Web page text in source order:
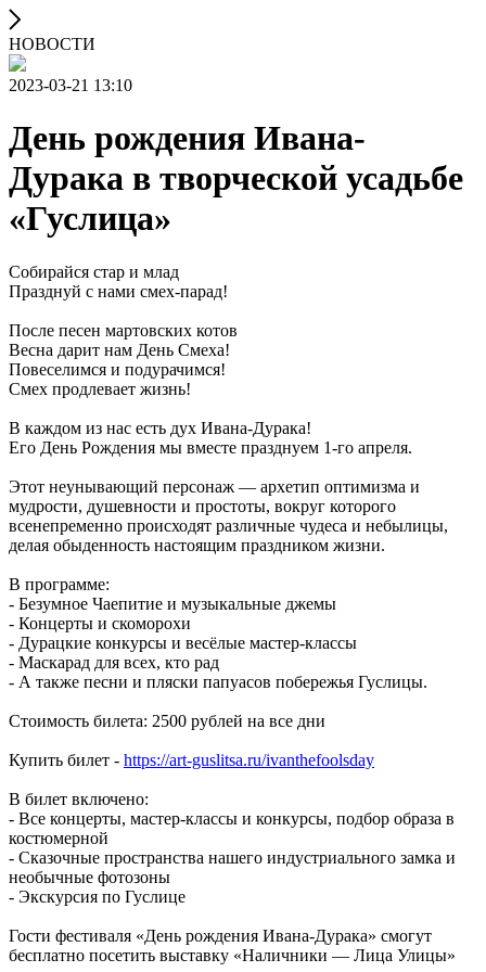
НОВОСТИ
2023-03-21 13:10
День рождения Ивана-
Дурака в творческой усадьбе
«Гуслица»
Собирайся стар и млад
Празднуй с нами смех-парад!
После песен мартовских котов
Весна дарит нам День Смеха!
Повеселимся и подурачимся!
Смех продлевает жизнь!
В каждом из нас есть дух Ивана-Дурака!
Его День Рождения мы вместе празднуем 1-го апреля.
Этот неунывающий персонаж — архетип оптимизма и
мудрости, душевности и простоты, вокруг которого
всенепременно происходят различные чудеса и небылицы,
делая обыденность настоящим праздником жизни.
В программе:
- Безумное Чаепитие и музыкальные джемы
- Концерты и скоморохи
- Дурацкие конкурсы и весёлые мастер-классы
- Маскарад для всех, кто рад
- А также песни и пляски папуасов побережья Гуслицы.
Стоимость билета: 2500 рублей на все дни
Купить билет - https://art-guslitsa.ru/ivanthefoolsday
В билет включено:
- Все концерты, мастер-классы и конкурсы, подбор образа в
костюмерной
- Сказочные пространства нашего индустриального замка и
необычные фотозоны
- Экскурсия по Гуслице
Гости фестиваля «День рождения Ивана-Дурака» смогут
бесплатно посетить выставку «Наличники — Лица Улицы»